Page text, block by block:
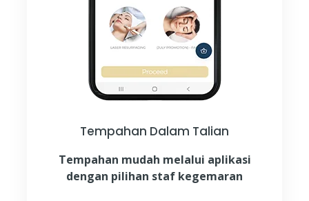
Tempahan Dalam Talian
Tempahan mudah melalui aplikasi
dengan pilihan staf kegemaran